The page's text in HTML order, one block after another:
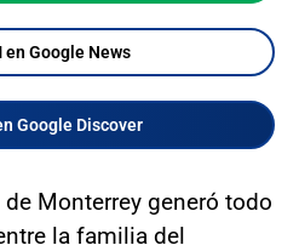
en Google News
Google Discover
Monterrey generó todo
la familia del